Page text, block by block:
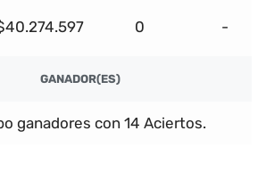
0 -
GANADOR(ES)
ganadores con 14 Aciertos.